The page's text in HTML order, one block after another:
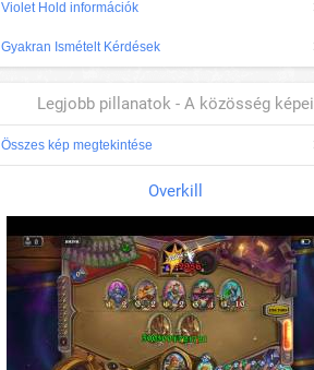
Violet Hold információk
Gyakran Ismételt Kérdések
Legjobb pillanatok - A közösség képei
Összes kép megtekintése
Overkill